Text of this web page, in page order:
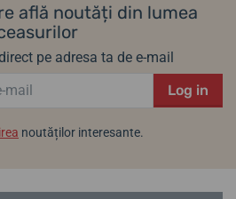
află noutăți din lumea
pe adresa ta de e-mail
Log in
noutăților interesante.